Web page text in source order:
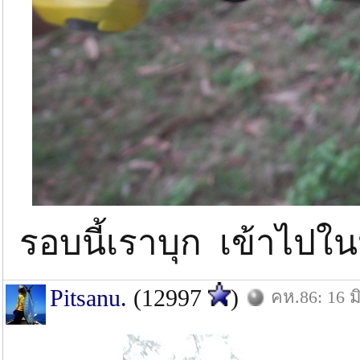
รอบนี้เราบุก เข้าไป
Pitsanu. (12997 ) คห.86: 16